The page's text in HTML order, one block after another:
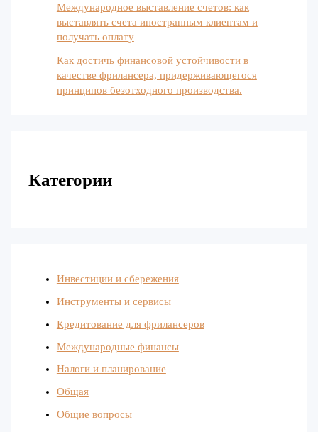
Международное выставление счетов: как
выставлять счета иностранным клиентам и
получать оплату
Как достичь финансовой устойчивости в
качестве фрилансера, придерживающегося
принципов безотходного производства.
Категории
Инвестиции и сбережения
Инструменты и сервисы
Кредитование для фрилансеров
Международные финансы
Налоги и планирование
Общая
Общие вопросы